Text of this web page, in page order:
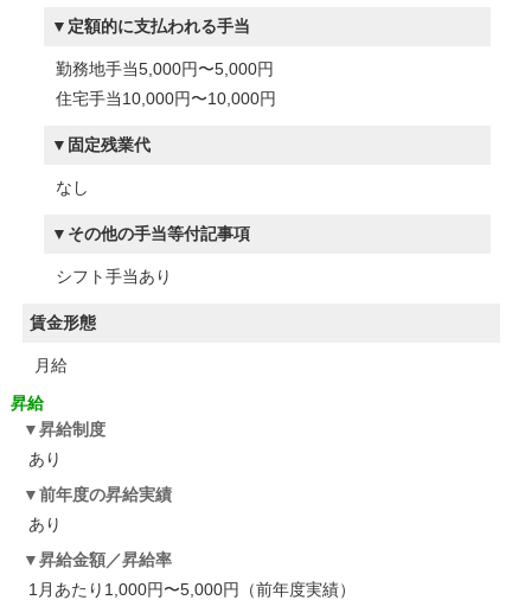
定額的に支払われる手当
勤務地手当5,000円〜5,000円
住宅手当10,000円〜10,000円
固定残業代
なし
その他の手当等付記事項
シフト手当あり
賃金形態
月給
昇給
昇給制度
あり
前年度の昇給実績
あり
昇給金額／昇給率
1月あたり1,000円〜5,000円（前年度実績）